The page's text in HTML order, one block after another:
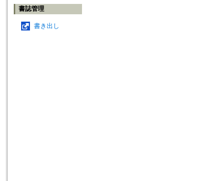
書誌管理
書き出し